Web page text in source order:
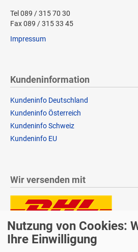
Tel 089 / 315 70 30
Fax 089 / 315 33 45
Impressum
Kundeninformation
Kundeninfo Deutschland
Kundeninfo Österreich
Kundeninfo Schweiz
Kundeninfo EU
Wir versenden mit
Lieferung auch an Packstationen
Samstagszustellung
Nutzung von Cookies:
Ihre Einwilligung